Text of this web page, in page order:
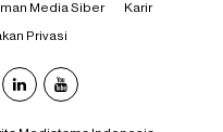
Media Siber Karir
Privasi